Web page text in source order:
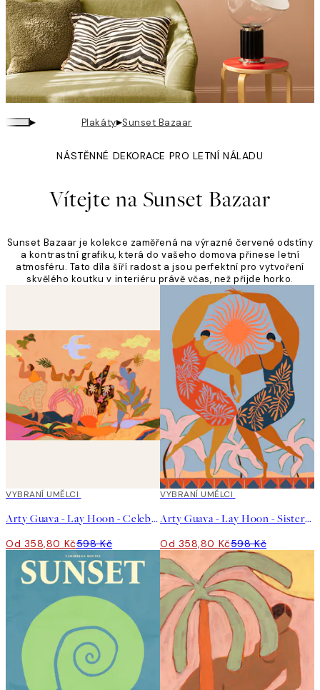
▸ Plakáty▸Sunset Bazaar
NÁSTĚNNÉ DEKORACE PRO LETNÍ NÁLADU
Vítejte na Sunset Bazaar
Sunset Bazaar je kolekce zaměřená na výrazné červené odstíny
a kontrastní grafiku, která do vašeho domova přinese letní
atmosféru. Tato díla šíří radost a jsou perfektní pro vytvoření
skvělého koutku v interiéru právě včas, než přijde horko.
40%*
VYBRANÍ UMĚLCI
Arty Guava - Lay Hoon - Celebration Plakát
Od 358,80 Kč598 Kč
40%*
VYBRANÍ UMĚLCI
Arty Guava - Lay Hoon - Sisterhood Plakát
Od 358,80 Kč598 Kč